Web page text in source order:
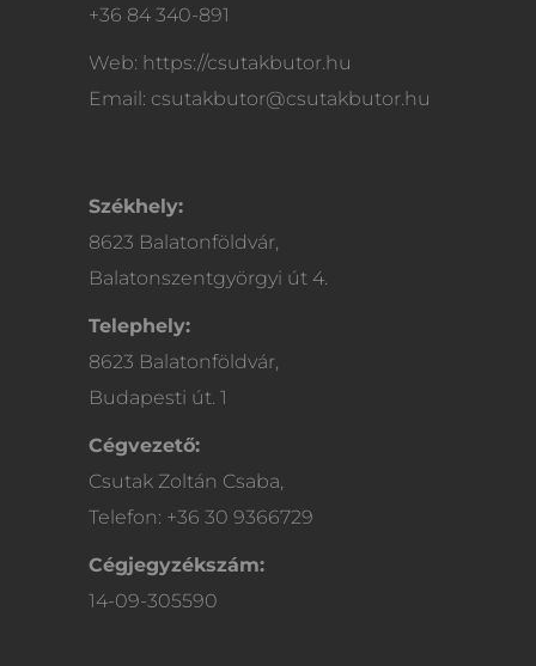
+36 84 340-891
Web: https://csutakbutor.hu
Email: csutakbutor@csutakbutor.hu
Székhely:
8623 Balatonföldvár,
Balatonszentgyörgyi út 4.
Telephely:
8623 Balatonföldvár,
Budapesti út. 1
Cégvezető:
Csutak Zoltán Csaba,
Telefon: +36 30 9366729
Cégjegyzékszám:
14-09-305590